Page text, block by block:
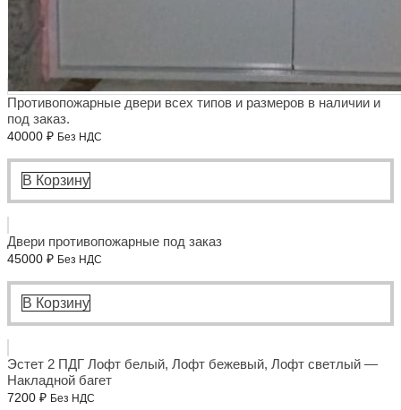
Противопожарные двери всех типов и размеров в наличии и
под заказ.
40000 ₽ Без НДС
В Корзину
Двери противопожарные под заказ
45000 ₽ Без НДС
В Корзину
Эстет 2 ПДГ Лофт белый, Лофт бежевый, Лофт светлый —
Накладной багет
7200 ₽ Без НДС